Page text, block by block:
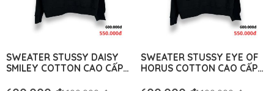
SWEATER STUSSY DAISY
SMILEY COTTON CAO CẤP
SWEATER STUSSY EYE OF
HORUS COTTON CAO CẤP